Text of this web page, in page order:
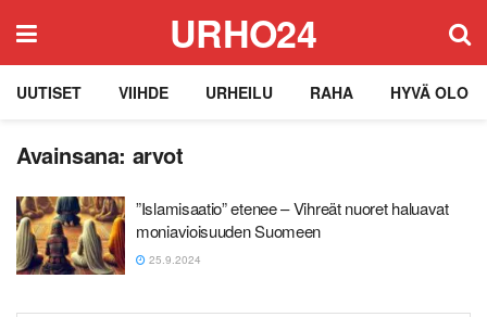
URHO24
UUTISET VIIHDE URHEILU RAHA HYVÄ OLO
Avainsana: arvot
”Islamisaatio” etenee – Vihreät nuoret haluavat
moniavioisuuden Suomeen
25.9.2024